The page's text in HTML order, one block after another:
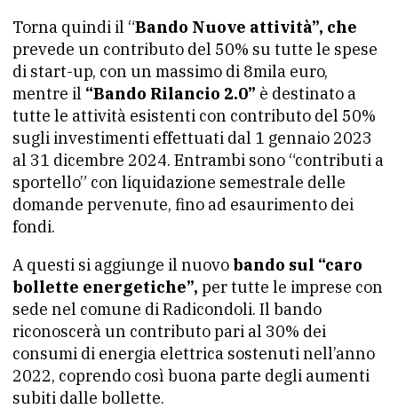
Torna quindi il “Bando Nuove attività”, che
prevede un contributo del 50% su tutte le spese
di start-up, con un massimo di 8mila euro,
mentre il “Bando Rilancio 2.0” è destinato a
tutte le attività esistenti con contributo del 50%
sugli investimenti effettuati dal 1 gennaio 2023
al 31 dicembre 2024. Entrambi sono “contributi a
sportello” con liquidazione semestrale delle
domande pervenute, fino ad esaurimento dei
fondi.
A questi si aggiunge il nuovo bando sul “caro
bollette energetiche”, per tutte le imprese con
sede nel comune di Radicondoli. Il bando
riconoscerà un contributo pari al 30% dei
consumi di energia elettrica sostenuti nell’anno
2022, coprendo così buona parte degli aumenti
subiti dalle bollette.